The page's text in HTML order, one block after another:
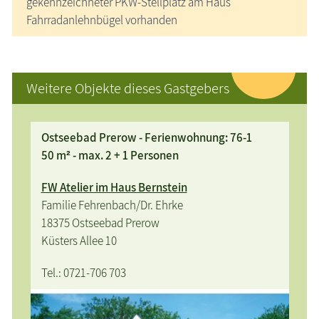
Fahrradanlehnbügel vorhanden
Weitere Objekte dieses Gastgebers
Ostseebad Prerow - Ferienwohnung: 76-1
50 m² - max. 2 + 1 Personen
FW Atelier im Haus Bernstein
Familie Fehrenbach/Dr. Ehrke
18375 Ostseebad Prerow
Küsters Allee 10
Tel.: 0721-706 703